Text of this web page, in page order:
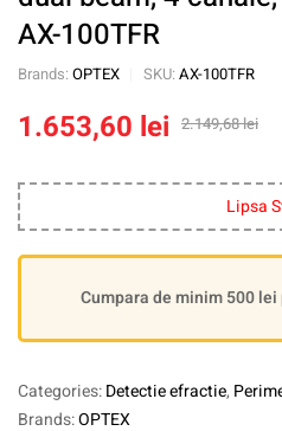
AX-100TFR
Brands: OPTEX SKU: AX-100TFR
2.149,68lei
1.653,60 lei
Lipsa
Cumpara de minim 500
Categories:Detectie efractie,
Brands:OPTEX